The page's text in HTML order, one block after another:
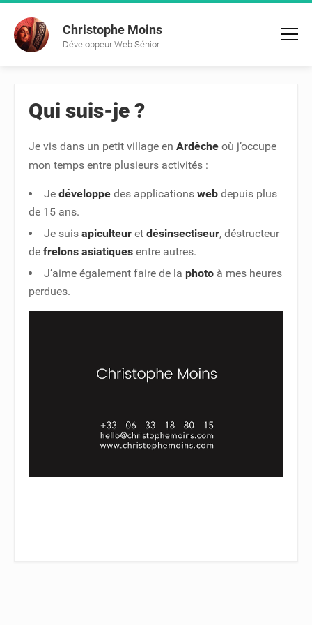
Christophe Moins
Développeur Web Sénior
Qui suis-je ?
Je vis dans un petit village en Ardèche où j’occupe
mon temps entre plusieurs activités :
Je développe des applications web depuis plus
de 15 ans.
Je suis apiculteur et désinsectiseur, déstructeur
de frelons asiatiques entre autres.
J’aime également faire de la photo à mes heures
perdues.